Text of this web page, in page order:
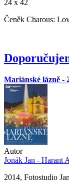
24 x 42
Čeněk Charous:
Mariánské lázně -
Autor
Jonák Jan - Harant
2014, Fotostudio